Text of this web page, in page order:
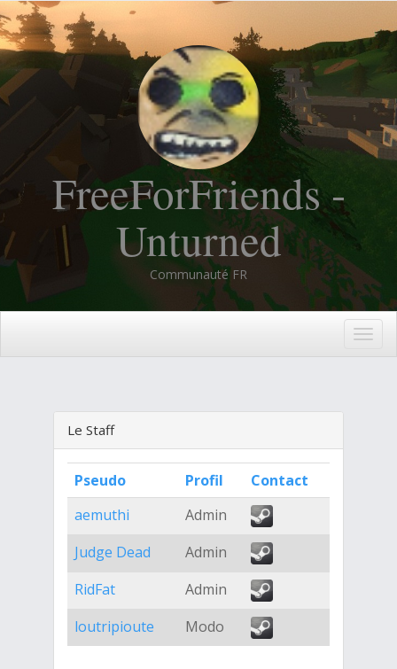
FreeForFriends -
Unturned
Communauté FR
Le Staff
Pseudo Profil
Contact
aemuthi
Admin
Judge Dead
Admin
RidFat
Admin
loutripioute
Modo